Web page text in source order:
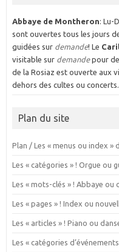
Abbaye de Montheron: Lu-
sont ouvertes tous les jours
guidées sur demande! Le
visitable sur demandepour
de la Rosiaz est ouverte aux
dehors des cultes ou concerts.
Plan du site
Plan / Les « menus ou index »
Les « catégories » ! Orgue ou
Les « mots-clés » ! Abbaye ou
Les « pages » ! Index ou
Les « articles » ! Piano ou
Les « catégories